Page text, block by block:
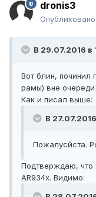
dronis3
Опубликовано
В 29.07.2016 в
Вот блин,
рамы) вне очереди
Как и писал выше:
В
Пожалусйста.
Подтверждаю, что
AR934x. Видимо: